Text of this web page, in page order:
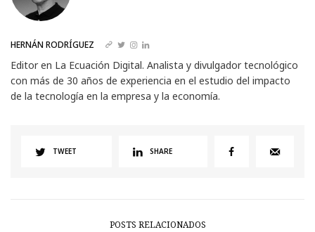
HERNÁN RODRÍGUEZ
Editor en La Ecuación Digital. Analista y divulgador tecnológico
con más de 30 años de experiencia en el estudio del impacto
de la tecnología en la empresa y la economía.
TWEET SHARE
POSTS RELACIONADOS